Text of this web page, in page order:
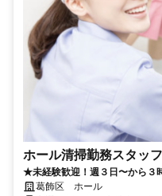
ホール清掃勤務スタッフ
★未経験歓迎！週３日〜から３
葛飾区 ホール